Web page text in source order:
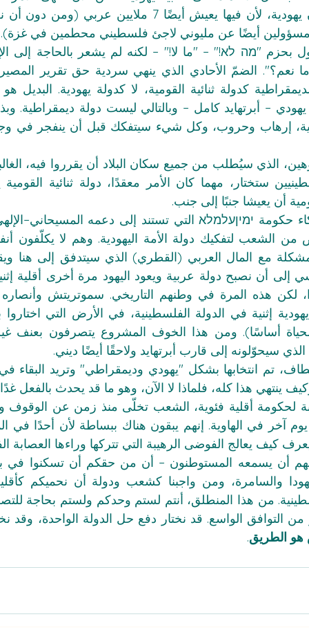
مسؤولين أيضًا عن مليوني لاجئ فلسطيني محطمين في غزة).
أن يعيشا جنبًا إلى جنب.
إلى أن نصبح دولة عربية ويعود اليهود مرة أخرى أقلية
سيحوّلونه إلى قارب أبرتهايد ولاحقًا أيضًا ديني.
ينتهي هذا كله، فلماذا لا الآن، وهو ما قد يحدث بالفعل
كيف يعالج الفوضى الرهيبة التي تتركها وراءها العصابة
والسامرة، ومن واجبنا كشعب ودولة أن نحميكم
الطريق.